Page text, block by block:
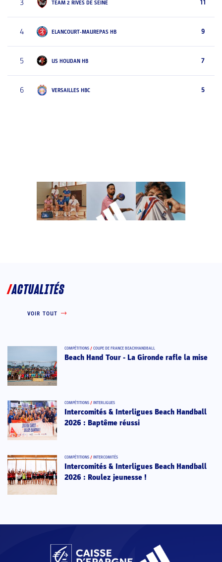
3 TEAM 2 RIVES DE SEINE 11
4 ELANCOURT-MAUREPAS HB 9
5 US HOUDAN HB 7
6 VERSAILLES HBC 5
ACTUALITÉS
VOIR TOUT
COMPÉTITIONS / COUPE DE FRANCE BEACHHANDBALL
Beach Hand Tour - La Gironde rafle la mise
COMPÉTITIONS / INTERLIGUES
Intercomités & Interligues Beach Handball
2026 : Baptême réussi
COMPÉTITIONS / INTERCOMITÉS
Intercomités & Interligues Beach Handball
2026 : Roulez jeunesse !